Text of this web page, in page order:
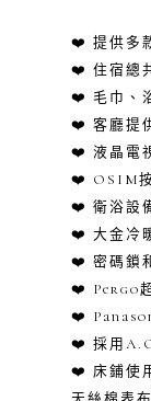
❤️ 提供多
❤️ 住宿總
❤️ 毛巾、
❤️ 客廳提
❤️ 液晶電
❤️ OSIM
❤️ 衛浴設
❤️ 大金冷
❤️ 密碼鎖
❤️ Pergo
❤️
❤️ 採用
❤️ 床鋪使